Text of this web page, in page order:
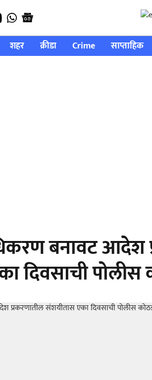
शहर क्रीडा Crime साप्ताहिक
बनावट आदेश
दिवसाची पोलीस